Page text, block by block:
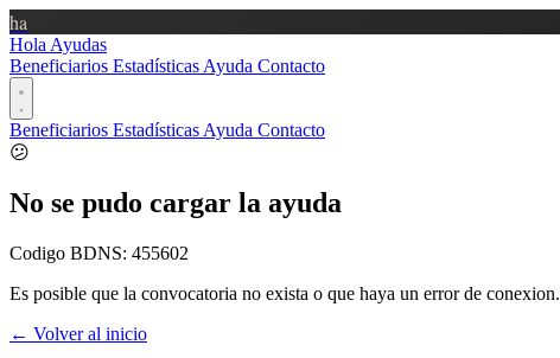
ha
Hola Ayudas
Beneficiarios Estadísticas Ayuda Contacto
Beneficiarios Estadísticas Ayuda Contacto
😕
No se pudo cargar la ayuda
Codigo BDNS: 455602
Es posible que la convocatoria no exista o que haya un error de conexion.
← Volver al inicio